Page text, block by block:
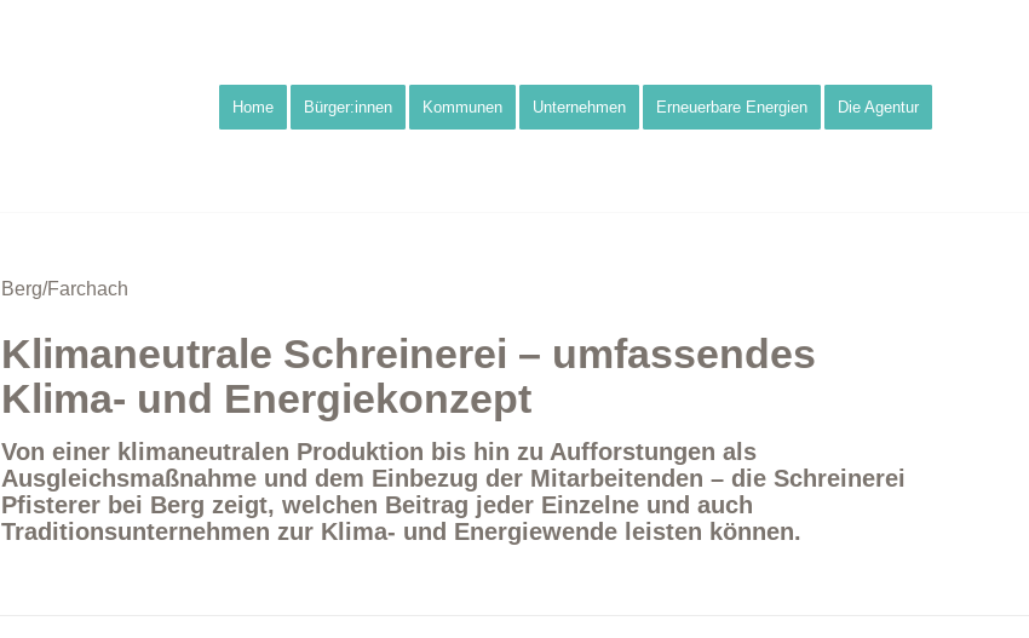
Home Bürger:innen Kommunen Unternehmen Erneuerbare Energien Die Agentur
Berg/Farchach
Klimaneutrale Schreinerei – umfassendes
Klima- und Energiekonzept
Von einer klimaneutralen Produktion bis hin zu Aufforstungen als
Ausgleichsmaßnahme und dem Einbezug der Mitarbeitenden – die Schreinerei
Pfisterer bei Berg zeigt, welchen Beitrag jeder Einzelne und auch
Traditionsunternehmen zur Klima- und Energiewende leisten können.